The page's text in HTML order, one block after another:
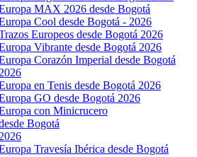
MAX 2026 desde Bogotá
Cool desde Bogotá - 2026
Europeos desde Bogotá 2026
Vibrante desde Bogotá 2026
Corazón Imperial desde Bogotá
en Tenis desde Bogotá 2026
GO desde Bogotá 2026
con Minicrucero
Bogotá
Travesía Ibérica desde Bogotá